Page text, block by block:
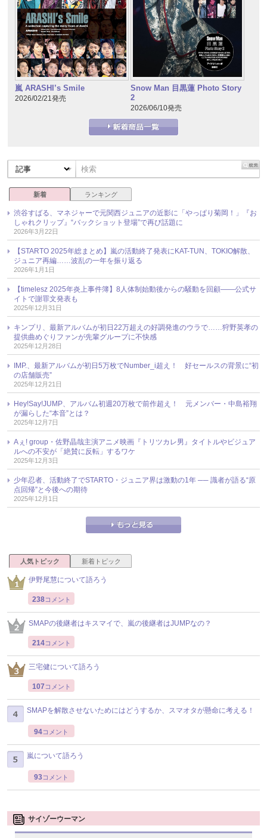
嵐 ARASHI’s Smile
2026/02/21発売
Snow Man 目黒蓮 Photo Story
2
2026/06/10発売
新着 ランキング
渋谷すばる、マネジャーで元関西ジュニアの近影に「やっぱり菊岡！」『お
しゃれクリップ』“バックショット登場”で再び話題に
2026年3月22日
【STARTO 2025年総まとめ】嵐の活動終了発表にKAT-TUN、TOKIO解散、
ジュニア再編……波乱の一年を振り返る
2026年1月1日
【timelesz 2025年炎上事件簿】8人体制始動後からの騒動を回顧――公式サ
イトで謝罪文発表も
2025年12月31日
キンプリ、最新アルバムが初日22万超えの好調発進のウラで……狩野英孝の
提供曲めぐりファンが先輩グループに不快感
2025年12月28日
IMP.、最新アルバムが初日5万枚でNumber_i超え！ 好セールスの背景に“初
の店舗販売”
2025年12月21日
Hey!Say!JUMP、アルバム初週20万枚で前作超え！ 元メンバー・中島裕翔
が漏らした“本音”とは？
2025年12月7日
Aぇ! group・佐野晶哉主演アニメ映画『トリツカレ男』タイトルやビジュア
ルへの不安が「絶賛に反転」するワケ
2025年12月3日
少年忍者、活動終了でSTARTO・ジュニア界は激動の1年 ── 識者が語る“原
点回帰”と今後への期待
2025年12月1日
人気トピック 新着トピック
伊野尾慧について語ろう
238コメント
SMAPの後継者はキスマイで、嵐の後継者はJUMPなの？
214コメント
三宅健について語ろう
107 コメント
SMAPを解散させないためにはどうするか、スマオタが懸命に考える！
94コメント
嵐について語ろう
93コメント
サイゾーウーマン